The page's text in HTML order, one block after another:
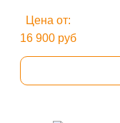
Цена от:
16 900 руб